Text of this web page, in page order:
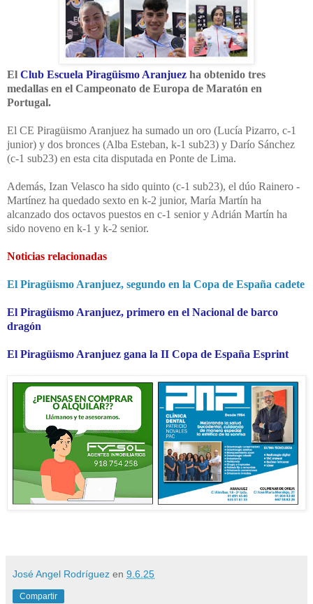
El Club Escuela Piragüismo Aranjuez ha obtenido tres
medallas en el Campeonato de Europa de Maratón en
Portugal.
El CE Piragüismo Aranjuez ha sumado un oro (Lucía Pizarro, c-1
junior) y dos bronces (Alba Esteban, k-1 sub23) y Darío Sánchez
(c-1 sub23) en esta cita disputada en Ponte de Lima.
Además, Izan Velasco ha sido quinto (c-1 sub23), el dúo Rainero -
Martínez ha quedado sexto en k-2 junior, María Martín ha
alcanzado dos octavos puestos en c-1 senior y Adrián Martín ha
sido noveno en k-1 y k-2 senior.
Noticias relacionadas
El Piragüismo Aranjuez, segundo en la Copa de España cadete
El Piragüismo Aranjuez, primero en el Nacional de barco
dragón
El Piragüismo Aranjuez gana la II Copa de España Esprint
José Angel Rodríguez en 9.6.25
Compartir